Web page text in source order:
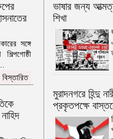
সঙ্গে
বিস্তারিত
ভাষার জন্য
শিখা
মুরাদনগরে হিন্দু
প্রকৃতপক্ষে